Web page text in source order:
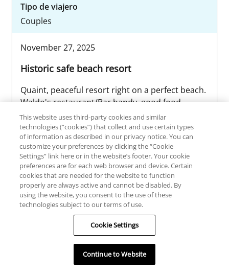
Tipo de viajero
Couples
November 27, 2025
Historic safe beach resort
Quaint, peaceful resort right on a perfect beach.
Waldo's restaurant/Bar handy, good food,
Happy hour 4-7.Ritsy shops and restaurant easy
walk.2 bath , 1 bedroom unit perfect for a
couple. Short drive to Publix and shopping.
LEER TODAS LAS RESEÑAS
ESCRIBIR UNA RESEÑA
This website uses third-party cookies and similar
technologies (“cookies”) that collect and use certain types
of information as described in our privacy notice. You can
customize your preferences by clicking the “Cookie
Settings” link here or in the website’s footer. Your cookie
preferences are for each web browser and device. Certain
cookies that are needed for the website to function
properly are always active and cannot be disabled. By
using the website, you consent to the use of these
technologies subject to our terms of use.
Cookie Settings
Continue to Website